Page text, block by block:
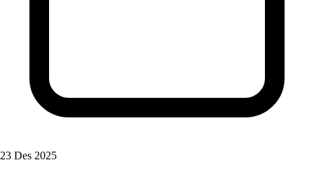
23 Des 2025